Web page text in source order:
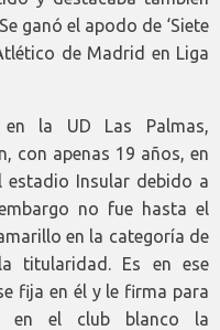
ganó el apodo de ‘Siete
de Madrid en Liga
la UD Las Palmas,
con apenas 19 años, en
estadio Insular debido a
no fue hasta el
en la categoría de
titularidad. Es en ese
fija en él y le firma para
en el club blanco la